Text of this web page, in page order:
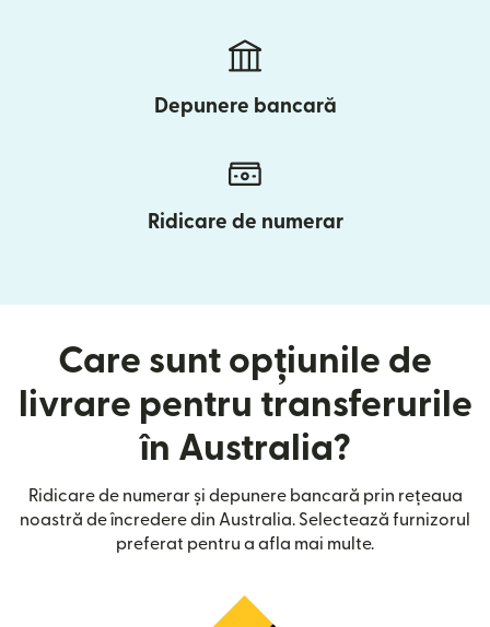
Depunere bancară
Ridicare de numerar
Care sunt opțiunile de
livrare pentru transferurile
în Australia?
Ridicare de numerar și depunere bancară prin rețeaua
noastră de încredere din Australia. Selectează furnizorul
preferat pentru a afla mai multe.